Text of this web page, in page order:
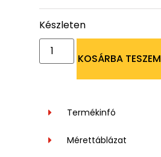
Készleten
KOSÁRBA TESZEM
Termékinfó
Mérettáblázat